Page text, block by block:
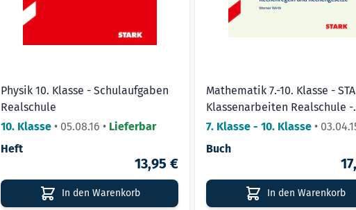
Physik 10. Klasse - Schulaufgaben
Realschule
10. Klasse • 05.08.16 • Lieferbar
Heft
13,95 €
In den Warenkorb
Mathematik 7.-10. Klasse -
Klassenarbeiten Realschule -
Rechenregeln und -gesetze
7. Klasse - 10. Klasse •
Lieferbar
Buch
In den Warenkorb